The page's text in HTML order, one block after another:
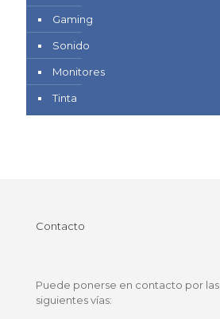
Gaming
Sonido
Monitores
Tinta
Contacto
Puede ponerse en contacto por las
siguientes vías: